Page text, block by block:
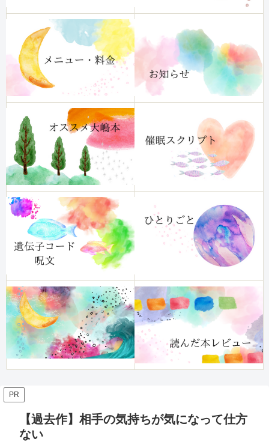
PR
【過去作】相手の気持ちが気になって仕方
ない